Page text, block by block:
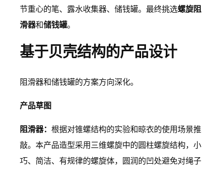
节重心的笔、露水收集器、储钱罐。最终挑选螺旋阻
滑器和储钱罐。
基于贝壳结构的产品设计
阻滑器和储钱罐的方案方向深化。
产品草图
阻滑器： 根据对锥螺结构的实验和晾衣的使用场景推
敲。本产品造型采用三维螺旋中的圆柱螺旋结构，小
巧、简洁、有规律的螺旋体，圆润的凹处避免对绳子